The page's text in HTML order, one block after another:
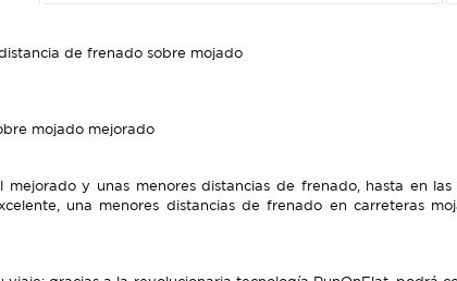
de frenado sobre mojado
mojado mejorado
y unas menores distancias de frenado, hasta en
una menores distancias de frenado en carreteras